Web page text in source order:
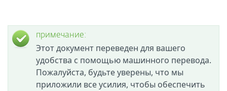
примечание:
Этот документ переведен для вашего
удобства с помощью машинного перевода.
Пожалуйста, будьте уверены, что мы
приложили все усилия, чтобы обеспечить